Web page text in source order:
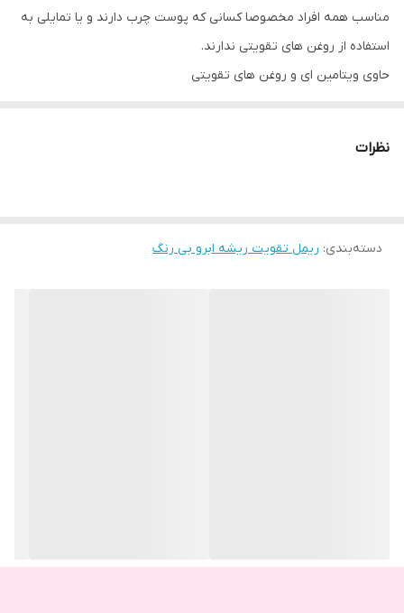
مناسب همه افراد مخصوصا کسانی که پوست چرب دارند و یا تمایلی به
استفاده از روغن های تقویتی ندارند.
حاوی ویتامین ای و روغن های تقویتی
نظرات
دسته‌بندی: ریمل تقویت ریشه ابرو بی رنگ